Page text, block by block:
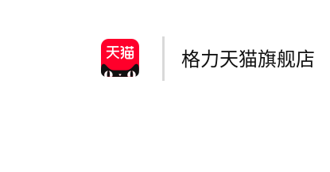
格力天猫旗舰店